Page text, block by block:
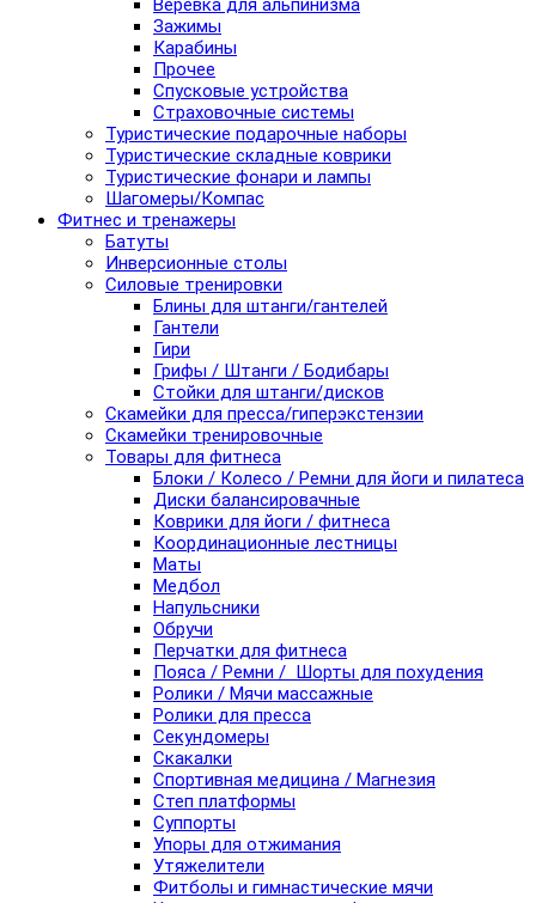
Веревка для альпинизма
Зажимы
Карабины
Прочее
Спусковые устройства
Страховочные системы
Туристические подарочные наборы
Туристические складные коврики
Туристические фонари и лампы
Шагомеры/Компас
Фитнес и тренажеры
Батуты
Инверсионные столы
Силовые тренировки
Блины для штанги/гантелей
Гантели
Гири
Грифы / Штанги / Бодибары
Стойки для штанги/дисков
Скамейки для пресса/гиперэкстензии
Скамейки тренировочные
Товары для фитнеса
Блоки / Колесо / Ремни для йоги и пилатеса
Диски балансировачные
Коврики для йоги / фитнеса
Координационные лестницы
Маты
Медбол
Напульсники
Обручи
Перчатки для фитнеса
Пояса / Ремни / Шорты для похудения
Ролики / Мячи массажные
Ролики для пресса
Секундомеры
Скакалки
Спортивная медицина / Магнезия
Степ платформы
Суппорты
Упоры для отжимания
Утяжелители
Фитболы и гимнастические мячи